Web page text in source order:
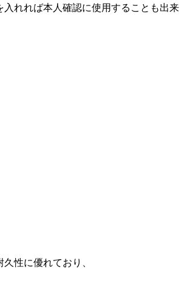
れれば本人確認に使用することも出来
性に優れており、